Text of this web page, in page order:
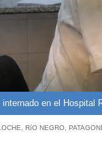
en el Hospital
,RíO NEGRO ,